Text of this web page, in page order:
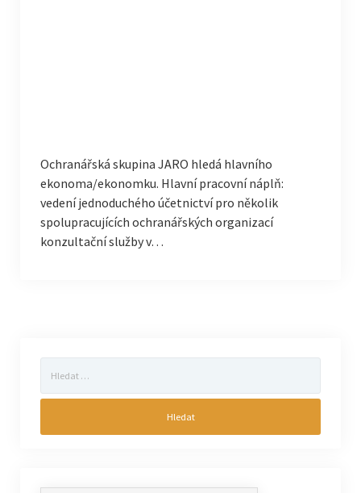
Ochranářská skupina JARO hledá hlavního
ekonoma/ekonomku. Hlavní pracovní náplň:
vedení jednoduchého účetnictví pro několik
spolupracujících ochranářských organizací
konzultační služby v…